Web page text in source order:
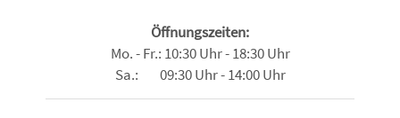
Öffnungszeiten:
Mo. - Fr.: 10:30 Uhr - 18:30 Uhr
Sa.: 09:30 Uhr - 14:00 Uhr